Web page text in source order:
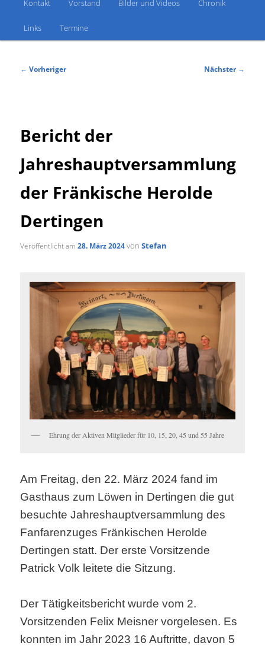
Kontakt Vorstand Bilder und Videos Chronik
Links Termine
Beitragsnavigation
← Vorheriger Nächster →
Bericht der
Jahreshauptversammlung
der Fränkische Herolde
Dertingen
Veröffentlicht am28. März 2024vonStefan
Ehrung der Aktiven Mitglieder für 10, 15, 20, 45 und 55 Jahre
Am Freitag, den 22. März 2024 fand im
Gasthaus zum Löwen in Dertingen die gut
besuchte Jahreshauptversammlung des
Fanfarenzuges Fränkischen Herolde
Dertingen statt. Der erste Vorsitzende
Patrick Volk leitete die Sitzung.
Der Tätigkeitsbericht wurde vom 2.
Vorsitzenden Felix Meisner vorgelesen. Es
konnten im Jahr 2023 16 Auftritte, davon 5